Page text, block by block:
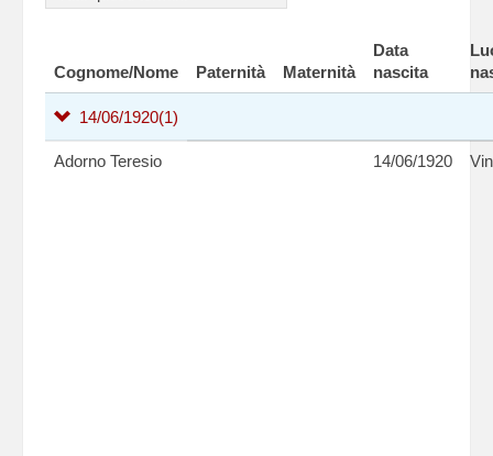
Cognome/Nome Paternità Maternità
Data
nascita
14/06/1920(1)
Adorno Teresio 14/06/1920